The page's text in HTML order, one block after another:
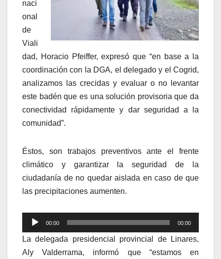
naci
onal
de
Viali
dad, Horacio Pfeiffer, expresó que “en base a la
coordinación con la DGA, el delegado y el Cogrid,
analizamos las crecidas y evaluar o no levantar
este badén que es una solución provisoria que da
conectividad rápidamente y dar seguridad a la
comunidad”.
Éstos, son trabajos preventivos ante el frente
climático y garantizar la seguridad de la
ciudadanía de no quedar aislada en caso de que
las precipitaciones aumenten.
Reproductor
de
00:00 00:00
La delegada presidencial provincial de Linares,
Aly Valderrama, informó que “estamos en